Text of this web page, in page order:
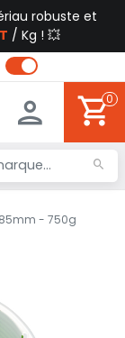
robuste et
/ Kg ! 💥
0
- 750g